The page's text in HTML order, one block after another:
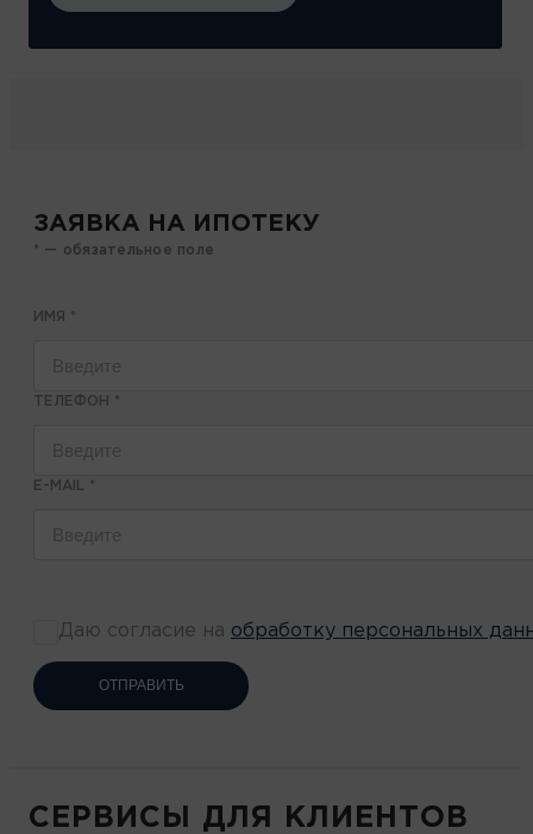
ЗАЯВКА НА ИПОТЕКУ
* — обязательное поле
ИМЯ *
ТЕЛЕФОН *
E-MAIL *
Даю согласие на обработку персональных
ОТПРАВИТЬ
СЕРВИСЫ ДЛЯ КЛИЕНТОВ